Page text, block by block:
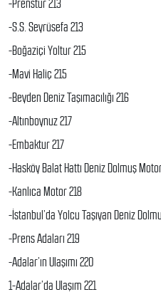
-Prenstur 213
-S.S. Seyrüsefa 213
-Boğaziçi Yoltur 215
-Mavi Haliç 215
-Beyden Deniz Taşımacılığı 216
-Altınboynuz 217
-Embaktur 217
-Hasköy Balat Hattı Deniz Dolmuş
-Kanlıca Motor 218
-İstanbul’da Yolcu Taşıyan Deniz
-Prens Adaları 219
-Adalar’ın Ulaşımı 220
1-Adalar’da Ulaşım 221